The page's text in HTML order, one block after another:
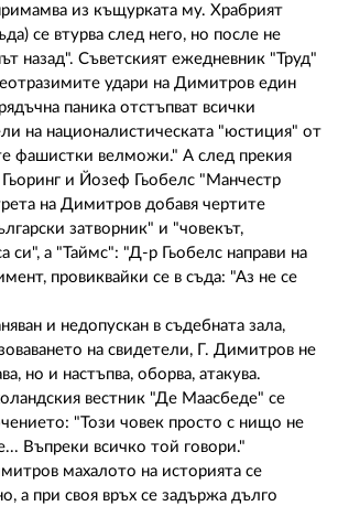
из къщурката му. Храбрият
се втурва след него, но после не
назад". Съветският ежедневник "Труд"
удари на Димитров един
паника отстъпват всички
на националистическата "юстиция" от
фашистки велможи." А след прекия
и Йозеф Гьобелс "Манчестр
на Димитров добавя чертите
затворник" и "човекът,
си", а "Таймс": "Д-р Гьобелс направи на
провиквайки се в съда: "Аз не се
и недопускан в съдебната зала,
на свидетели, Г. Димитров не
но и настъпва, оборва, атакува.
вестник "Де Маасбеде" се
"Този човек просто с нищо не
Въпреки всичко той говори."
махалото на историята се
а при своя връх се задържа дълго